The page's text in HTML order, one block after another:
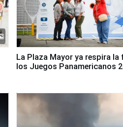
La Plaza Mayor ya respira la
los Juegos Panamericanos